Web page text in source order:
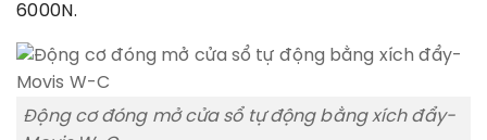
6000N.
Động cơ đóng mở cửa sổ tự động bằng xích đẩy-